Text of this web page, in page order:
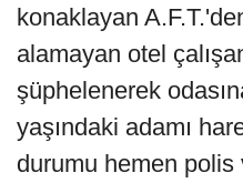
konaklayan
alamayan otel
şüphelenerek
yaşındaki adamı
durumu hemen polis